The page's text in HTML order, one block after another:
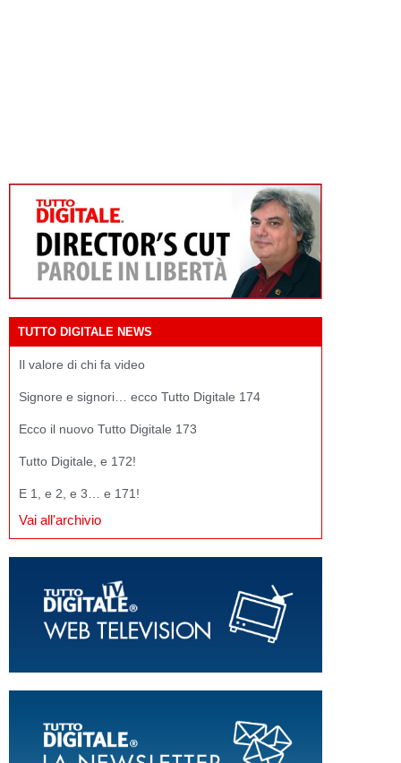
TUTTO DIGITALE NEWS
Il valore di chi fa video
Signore e signori… ecco Tutto Digitale 174
Ecco il nuovo Tutto Digitale 173
Tutto Digitale, e 172!
E 1, e 2, e 3… e 171!
Vai all'archivio